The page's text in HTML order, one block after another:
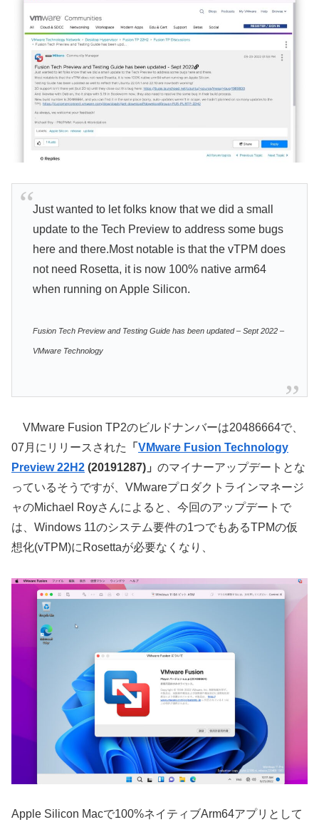
Just wanted to let folks know that we did a small
update to the Tech Preview to address some bugs
here and there.Most notable is that the vTPM does
not need Rosetta, it is now 100% native arm64
when running on Apple Silicon.
Fusion Tech Preview and Testing Guide has been updated – Sept 2022 –
VMware Technology
VMware Fusion TP2のビルドナンバーは20486664で、
07月にリリースされた
「 VMware Fusion Technology
Preview 22H2 (20191287)」 のマイナーアップデートとな
っているそうですが、VMwareプロダクトラインマネージ
ャのMichael Royさんによると、今回のアップデートで
は、Windows 11のシステム要件の1つでもあるTPMの仮
想化(vTPM)にRosettaが必要なくなり、
Apple Silicon Macで100%ネイティブArm64アプリとして